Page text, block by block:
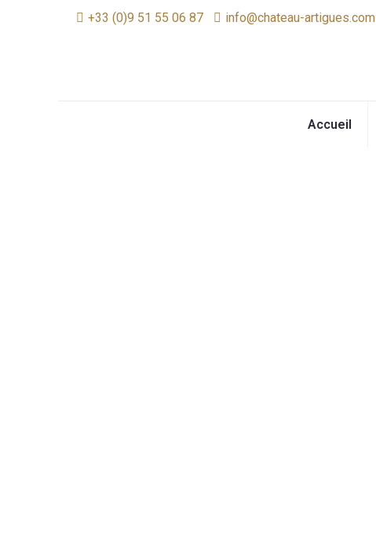
+33 (0)9 51 55 06 87 info@chateau-artigues.com
Accueil